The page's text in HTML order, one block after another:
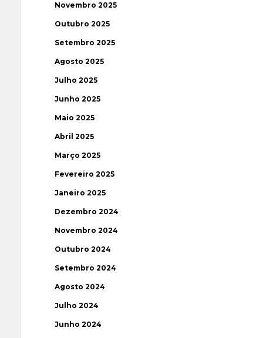
Novembro 2025
Outubro 2025
Setembro 2025
Agosto 2025
Julho 2025
Junho 2025
Maio 2025
Abril 2025
Março 2025
Fevereiro 2025
Janeiro 2025
Dezembro 2024
Novembro 2024
Outubro 2024
Setembro 2024
Agosto 2024
Julho 2024
Junho 2024